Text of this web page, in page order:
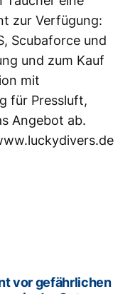
zur Verfügung:
Scubaforce und
und zum Kauf
mit
für Pressluft,
Angebot ab.
vor gefährlichen